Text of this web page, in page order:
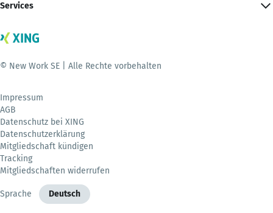
Services
© New Work SE | Alle Rechte vorbehalten
Impressum
AGB
Datenschutz bei XING
Datenschutzerklärung
Mitgliedschaft kündigen
Tracking
Mitgliedschaften widerrufen
Sprache Deutsch